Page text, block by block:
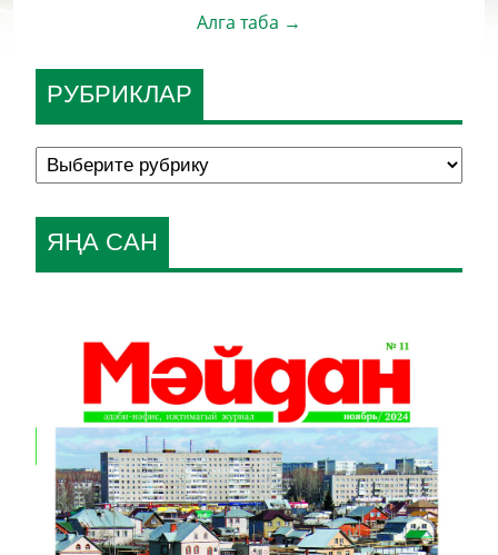
Алга таба →
РУБРИКЛАР
ЯҢА САН